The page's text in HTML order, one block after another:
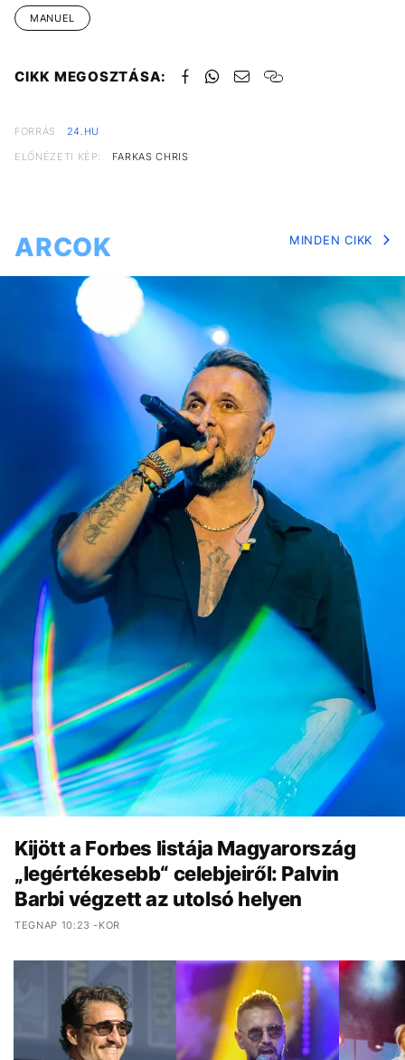
MANUEL
CIKK MEGOSZTÁSA:
FORRÁS
24.HU
ELŐNÉZETI KÉP:
FARKAS CHRIS
ARCOK MINDEN CIKK
Kijött a Forbes listája Magyarország
„legértékesebb“ celebjeiről: Palvin
Barbi végzett az utolsó helyen
TEGNAP 10:23 -KOR